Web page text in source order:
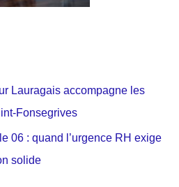
Lauragais accompagne les
Fonsegrives
06 : quand l’urgence RH exige
solide